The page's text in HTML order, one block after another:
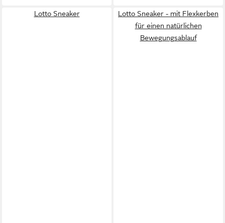
Lotto Sneaker
Lotto Sneaker - mit Flexkerben
für einen natürlichen
Bewegungsablauf